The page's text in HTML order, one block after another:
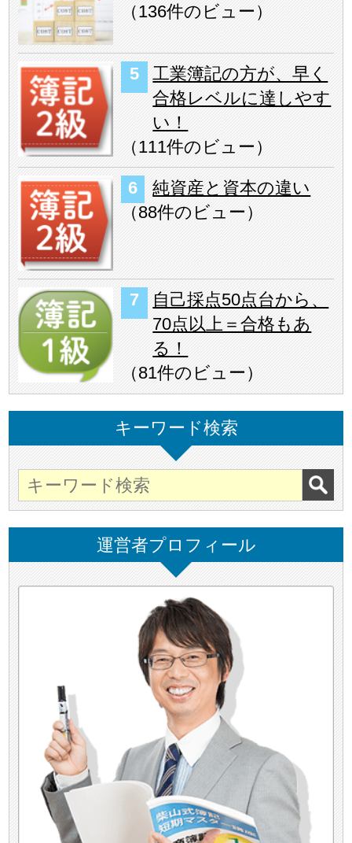
（136件のビュー ）
工業簿記の方が、早く
合格レベルに達しやす
い！
（111件のビュー ）
純資産と資本の違い
（88件のビュー ）
自己採点50点台から、
70点以上＝合格もあ
る！
（81件のビュー ）
キーワード検索
運営者プロフィール